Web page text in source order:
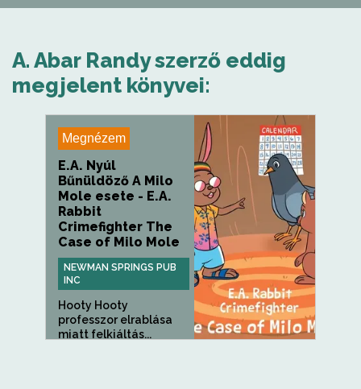
A. Abar Randy szerző eddig
megjelent könyvei:
Megnézem
E.A. Nyúl
Bűnüldöző A Milo
Mole esete - E.A.
Rabbit
Crimefighter The
Case of Milo Mole
NEWMAN SPRINGS PUB
INC
Hooty Hooty
professzor elrablása
miatt felkiáltás...